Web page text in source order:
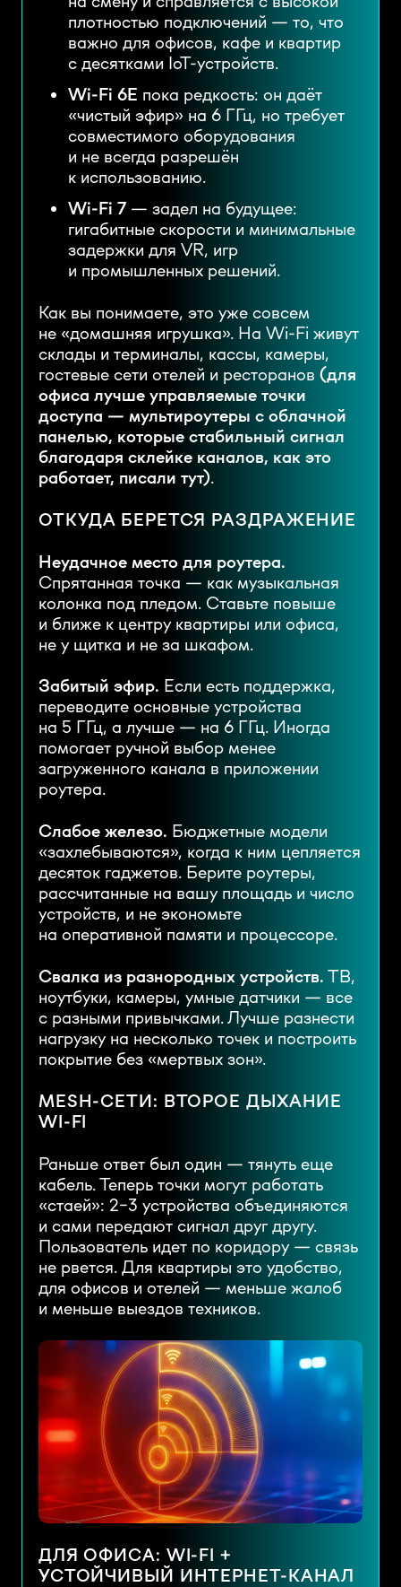
плотностью подключений — то, что
важно для офисов, кафе и квартир
с десятками IoT-устройств.
Wi-Fi 6E пока редкость: он даёт
«чистый эфир» на 6 ГГц, но требует
совместимого оборудования
и не всегда разрешён
к использованию.
Wi-Fi 7 — задел на будущее:
гигабитные скорости и минимальные
задержки для VR, игр
и промышленных решений.
Как вы понимаете, это уже совсем
не «домашняя игрушка». На Wi-Fi живут
склады и терминалы, кассы, камеры,
гостевые сети отелей и ресторанов (для
офиса лучше управляемые точки
доступа — мультироутеры с облачной
панелью, которые стабильный сигнал
благодаря склейке каналов, как это
работает, писали тут).
ОТКУДА БЕРЕТСЯ РАЗДРАЖЕНИЕ
Неудачное место для роутера.
Спрятанная точка — как музыкальная
колонка под пледом. Ставьте повыше
и ближе к центру квартиры или офиса,
не у щитка и не за шкафом.
Забитый эфир. Если есть поддержка,
переводите основные устройства
на 5 ГГц, а лучше — на 6 ГГц. Иногда
помогает ручной выбор менее
загруженного канала в приложении
роутера.
Слабое железо. Бюджетные модели
«захлебываются», когда к ним цепляется
десяток гаджетов. Берите роутеры,
рассчитанные на вашу площадь и число
устройств, и не экономьте
на оперативной памяти и процессоре.
Свалка из разнородных устройств. ТВ,
ноутбуки, камеры, умные датчики — все
с разными привычками. Лучше разнести
нагрузку на несколько точек и построить
покрытие без «мертвых зон».
MESH-СЕТИ: ВТОРОЕ ДЫХАНИЕ
WI-FI
Раньше ответ был один — тянуть еще
кабель. Теперь точки могут работать
«стаей»: 2–3 устройства объединяются
и сами передают сигнал друг другу.
Пользователь идет по коридору — связь
не рвется. Для квартиры это удобство,
для офисов и отелей — меньше жалоб
и меньше выездов техников.
ДЛЯ ОФИСА: WI-FI +
УСТОЙЧИВЫЙ ИНТЕРНЕТ-КАНАЛ